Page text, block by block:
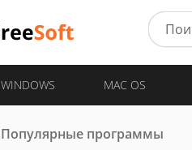
WINDOWS MAC OS
Популярные программы